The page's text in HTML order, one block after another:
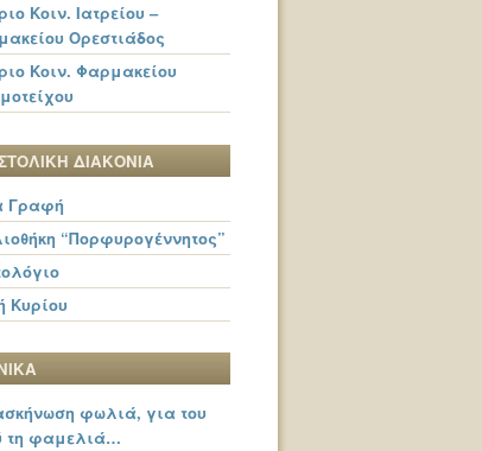
Κοιν. Ιατρείου –
Ορεστιάδος
Κοιν. Φαρμακείου
ΔΙΑΚΟΝΙΑ
Γραφή
“Πορφυρογέννητος”
Κυρίου
φωλιά, για του
τη φαμελιά…